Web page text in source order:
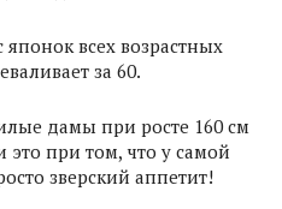
японок всех возрастных
за 60.
дамы при росте 160 см
это при том, что у самой
зверский аппетит!